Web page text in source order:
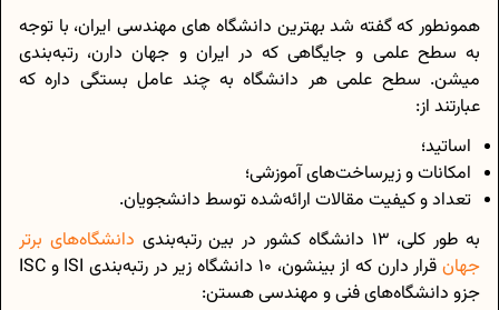
همونطور که گفته شد بهترین دانشگاه های مهندسی ایران، با توجه
به سطح علمی و جایگاهی که در ایران و جهان دارن، رتبه‌بندی
میشن. سطح علمی هر دانشگاه به چند عامل بستگی داره که
عبارتند از:
اساتید؛
امکانات و زیرساخت‌های آموزشی؛
تعداد و کیفیت مقالات ارائه‌شده توسط دانشجویان.
به طور کلی، 13 دانشگاه کشور در بین رتبه‌بندی
دانشگاه‌های برتر
جهان
قرار دارن که از بینشون، 10 دانشگاه زیر در رتبه‌بندی ISI و ISC
جزو دانشگاه‌های فنی و مهندسی هستن: